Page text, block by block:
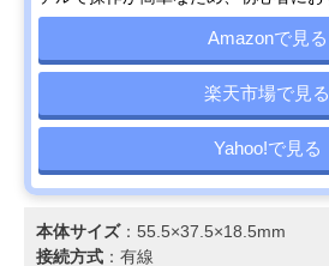
Amazonで見る
楽天市場で見る
Yahoo!で見る
本体サイズ：55.5×37.5×18.5mm
接続方式 ：有線